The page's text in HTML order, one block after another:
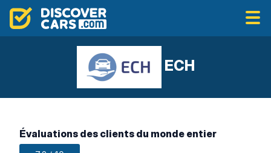
ECH
Évaluations des clients du monde entier